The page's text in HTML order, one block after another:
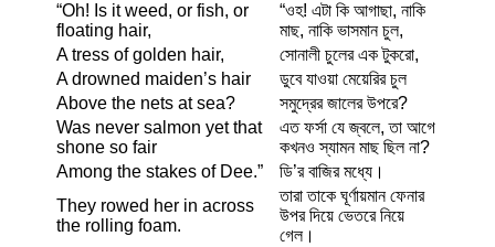
“Oh! Is it weed, or fish, or
floating hair,
“ওহ! এটা কি আগাছা, নাকি
মাছ, নাকি ভাসমান চুল,
A tress of golden hair,
সোনালী চুলের এক টুকরো,
A drowned maiden’s hair
ডুবে যাওয়া মেয়েরির চুল
Above the nets at sea?
সমুদ্রের জালের উপরে?
Was never salmon yet that
shone so fair
এত ফর্সা যে জ্বলে, তা আগে
কখনও স্যামন মাছ ছিল না?
Among the stakes of Dee.”
ডি’র বাজির মধ্যে।
They rowed her in across
the rolling foam.
তারা তাকে ঘূর্ণায়মান ফেনার
উপর দিয়ে ভেতরে নিয়ে
গেল।